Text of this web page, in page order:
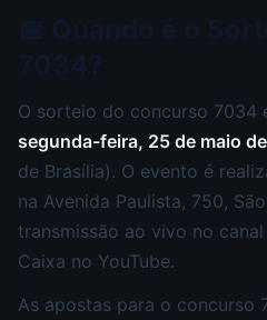
O sorteio do concurso 7034
segunda-feira, 25 de maio
de Brasília). O evento é
na Avenida Paulista, 750,
transmissão ao vivo no
Caixa no YouTube.
As apostas para o concurso